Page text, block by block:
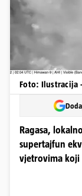
Foto: Ilustracija
Ragasa,
supertajfun
vjetrovima koji